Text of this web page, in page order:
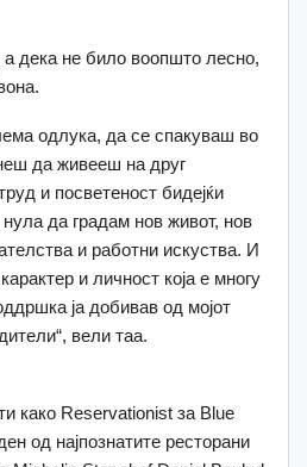
а дека не било воопшто лесно,
одлука, да се спакуваш во
да живееш на друг
и посветеност бидејќи
да градам нов живот, нов
и работни искуства. И
и личност која е многу
ја добивав од мојот
вели таа.
како Reservationist за Blue
од најпознатите ресторани